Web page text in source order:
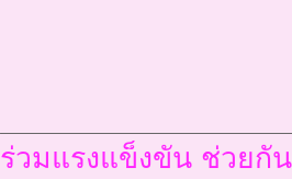
ร่วมแรงแข็งขัน ช่วย